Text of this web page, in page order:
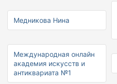
Медникова Нина
Международная онлайн
академия искусств и
антиквариата №1